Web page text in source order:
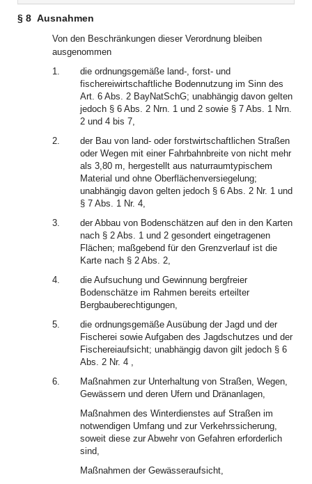
§ 8 Ausnahmen
Von den Beschränkungen dieser Verordnung bleiben
ausgenommen
1.
die ordnungsgemäße land-, forst- und
fischereiwirtschaftliche Bodennutzung im Sinn des
Art. 6 Abs. 2 BayNatSchG; unabhängig davon gelten
jedoch § 6 Abs. 2 Nrn. 1 und 2 sowie § 7 Abs. 1 Nrn.
2 und 4 bis 7,
2.
der Bau von land- oder forstwirtschaftlichen Straßen
oder Wegen mit einer Fahrbahnbreite von nicht mehr
als 3,80 m, hergestellt aus naturraumtypischem
Material und ohne Oberflächenversiegelung;
unabhängig davon gelten jedoch § 6 Abs. 2 Nr. 1 und
§ 7 Abs. 1 Nr. 4,
3.
der Abbau von Bodenschätzen auf den in den Karten
nach § 2 Abs. 1 und 2 gesondert eingetragenen
Flächen; maßgebend für den Grenzverlauf ist die
Karte nach § 2 Abs. 2,
4.
die Aufsuchung und Gewinnung bergfreier
Bodenschätze im Rahmen bereits erteilter
Bergbauberechtigungen,
5.
die ordnungsgemäße Ausübung der Jagd und der
Fischerei sowie Aufgaben des Jagdschutzes und der
Fischereiaufsicht; unabhängig davon gilt jedoch § 6
Abs. 2 Nr. 4 ,
6.
Maßnahmen zur Unterhaltung von Straßen, Wegen,
Gewässern und deren Ufern und Dränanlagen,
Maßnahmen des Winterdienstes auf Straßen im
notwendigen Umfang und zur Verkehrssicherung,
soweit diese zur Abwehr von Gefahren erforderlich
sind,
Maßnahmen der Gewässeraufsicht,